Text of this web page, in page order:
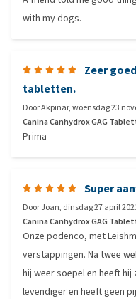
with my dogs.
Zeer
tabletten.
DoorAkpinar,woensdag 23
Canina Canhydrox GAG
Prima
Super
DoorJoan, dinsdag 27 april
Canina Canhydrox GAG
Onze podenco, met
verstappingen. Na twee
hij weer soepel en heeft
levendiger en heeft geen